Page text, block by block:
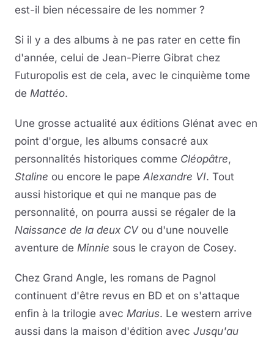
est-il bien nécessaire de les nommer ?
Si il y a des albums à ne pas rater en cette fin
d'année, celui de Jean-Pierre Gibrat chez
Futuropolis est de cela, avec le cinquième tome
de Mattéo.
Une grosse actualité aux éditions Glénat avec en
point d'orgue, les albums consacré aux
personnalités historiques comme Cléopâtre,
Staline ou encore le pape Alexandre VI. Tout
aussi historique et qui ne manque pas de
personnalité, on pourra aussi se régaler de la
Naissance de la deux CVou d'une nouvelle
aventure de Minnie sous le crayon de Cosey.
Chez Grand Angle, les romans de Pagnol
continuent d'être revus en BD et on s'attaque
enfin à la trilogie avec Marius. Le western arrive
aussi dans la maison d'édition avec Jusqu'au